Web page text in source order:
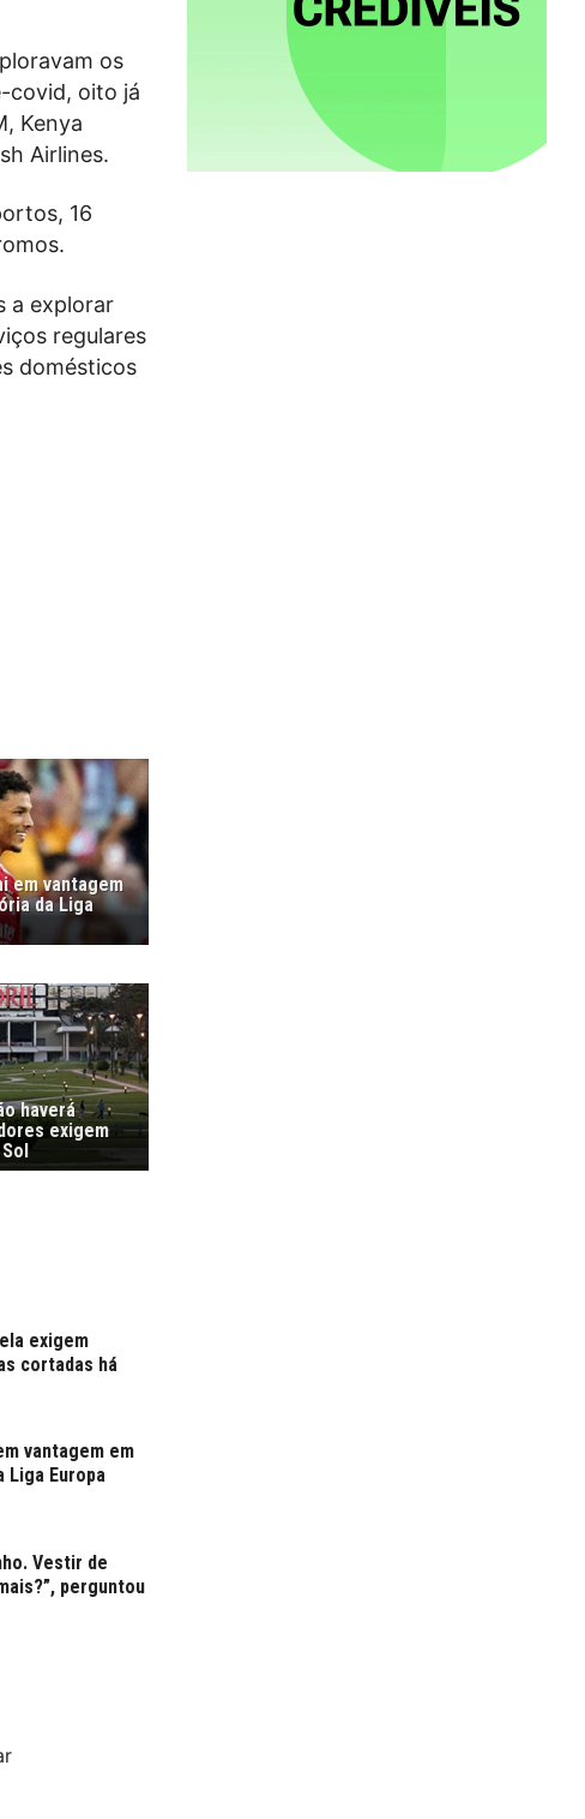
os
covid, oito já
Kenya
Airlines.
16
a explorar
regulares
domésticos
em vantagem
da Liga
haverá
exigem
exigem
cortadas há
vantagem em
Liga Europa
Vestir de
perguntou